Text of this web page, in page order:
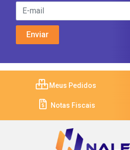
Meus Pedidos
Notas Fiscais